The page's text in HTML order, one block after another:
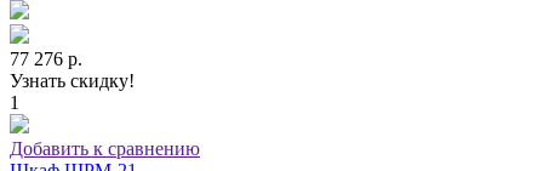
77 276 р.
Узнать скидку!
1
Добавить к сравнению